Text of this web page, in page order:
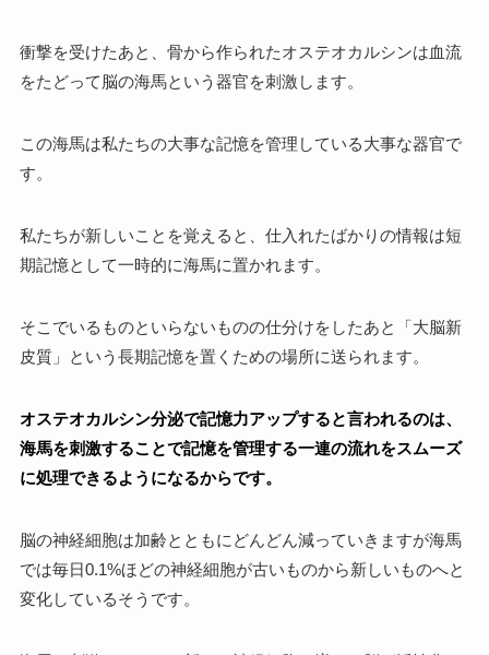
衝撃を受けたあと、骨から作られたオステオカルシンは血流
をたどって脳の海馬という器官を刺激します。
この海馬は私たちの大事な記憶を管理している大事な器官で
す。
私たちが新しいことを覚えると、仕入れたばかりの情報は短
期記憶として一時的に海馬に置かれます。
そこでいるものといらないものの仕分けをしたあと「大脳新
皮質」という長期記憶を置くための場所に送られます。
オステオカルシン分泌で記憶力アップすると言われるのは、
海馬を刺激することで記憶を管理する一連の流れをスムーズ
に処理できるようになるからです。
脳の神経細胞は加齢とともにどんどん減っていきますが海馬
では毎日0.1%ほどの神経細胞が古いものから新しいものへと
変化しているそうです。